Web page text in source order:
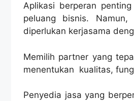
Aplikasi berperan
peluang bisnis.
diperlukan kerjasama
Memilih partner yang
menentukan kualitas,
Penyedia jasa yang